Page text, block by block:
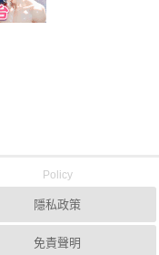
Policy
隱私政策
免責聲明